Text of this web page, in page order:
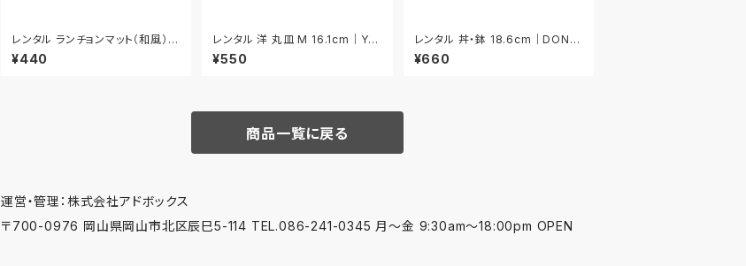
レンタル ランチョンマット（和風） 4
2cm｜MAW025
¥440
レンタル 洋 丸皿 M 16.1cm｜YM
M015
¥550
レンタル 丼・鉢 18.6cm｜DON01
8
¥660
商品一覧に戻る
運営・管理：株式会社アドボックス
〒700-0976 岡山県岡山市北区辰巳5-114 TEL.086-241-0345 月〜金 9:30am〜18:00pm OPEN